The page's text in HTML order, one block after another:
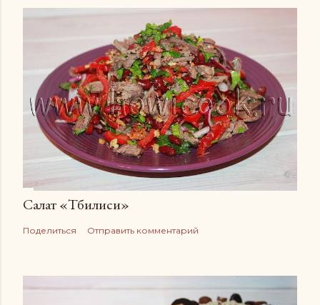
Салат «Тбилиси»
Поделиться Отправить комментарий